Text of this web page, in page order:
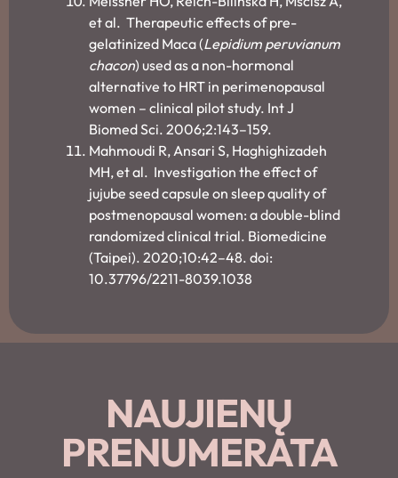
et al. Therapeutic effects of pre-
gelatinized Maca (Lepidium peruvianum
chacon) used as a non-hormonal
alternative to HRT in perimenopausal
women – clinical pilot study. Int J
Biomed Sci. 2006;2:143–159.
Mahmoudi R, Ansari S, Haghighizadeh
MH, et al. Investigation the effect of
jujube seed capsule on sleep quality of
postmenopausal women: a double-blind
randomized clinical trial. Biomedicine
(Taipei). 2020;10:42–48. doi:
10.37796/2211-8039.1038
NAUJIENŲ
PRENUMERATA